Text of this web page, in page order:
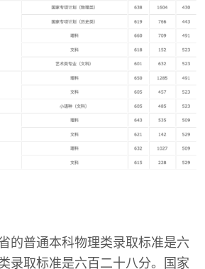
的普通本科物理类录取标准是六
录取标准是六百二十八分。国家